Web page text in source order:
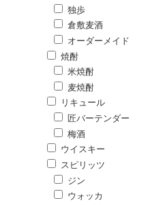
独歩
倉敷麦酒
オーダーメイド
焼酎
米焼酎
麦焼酎
リキュール
匠バーテンダー
梅酒
ウイスキー
スピリッツ
ジン
ウォッカ